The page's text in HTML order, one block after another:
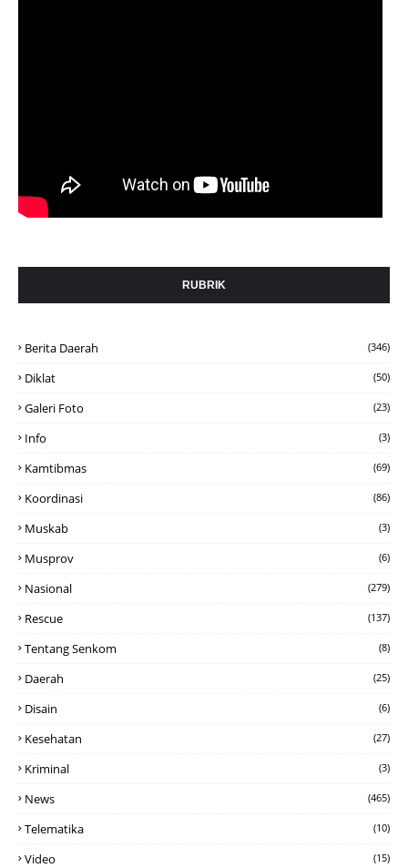
RUBRIK
Berita Daerah (346)
Diklat (50)
Galeri Foto (23)
Info (3)
Kamtibmas (69)
Koordinasi (86)
Muskab (3)
Musprov (6)
Nasional (279)
Rescue (137)
Tentang Senkom (8)
Daerah (25)
Disain (6)
Kesehatan (27)
Kriminal (3)
News (465)
Telematika (10)
Video (15)